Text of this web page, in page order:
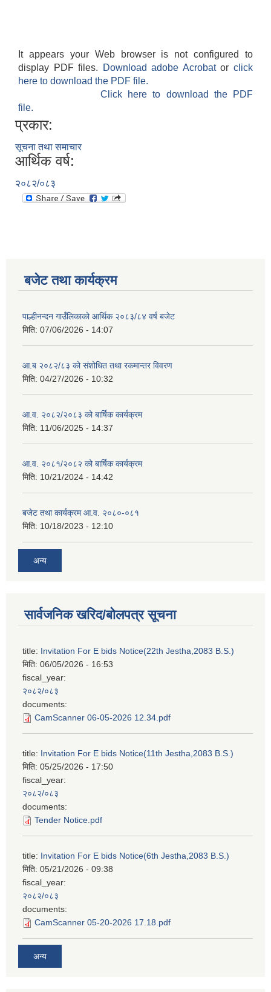
It appears your Web browser is not configured to
display PDF files.
Download adobe Acrobatorclick
here to download the PDF file.
Click here to download the PDF
file.
प्रकार:
सूचना तथा समाचार
आर्थिक वर्ष:
२०८२/०८३
बजेट तथा कार्यक्रम
पाल्हीनन्दन गाउँलिकाको आर्थिक २०८३/८४ वर्ष बजेट
मिति: 07/06/2026 - 14:07
आ.ब २०८२/८३ को संशोधित तथा रकमान्तर विवरण
मिति: 04/27/2026 - 10:32
आ.व. २०८२/२०८३ को बार्षिक कार्यक्रम
मिति: 11/06/2025 - 14:37
आ.व. २०८१/२०८२ को बार्षिक कार्यक्रम
मिति: 10/21/2024 - 14:42
बजेट तथा कार्यक्रम आ.व. २०८०-०८१
मिति: 10/18/2023 - 12:10
अन्य
सार्वजनिक खरिद/बोलपत्र सूचना
title: Invitation For E bids Notice(22th Jestha,2083 B.S.)
मिति: 06/05/2026 - 16:53
fiscal_year:
२०८२/०८३
documents:
CamScanner 06-05-2026 12.34.pdf
title: Invitation For E bids Notice(11th Jestha,2083 B.S.)
मिति: 05/25/2026 - 17:50
fiscal_year:
२०८२/०८३
documents:
Tender Notice.pdf
title: Invitation For E bids Notice(6th Jestha,2083 B.S.)
मिति: 05/21/2026 - 09:38
fiscal_year:
२०८२/०८३
documents:
CamScanner 05-20-2026 17.18.pdf
अन्य